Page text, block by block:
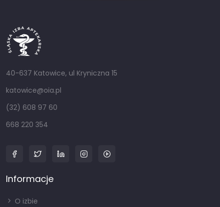
40-637 Katowice, ul Kryniczna 15
katowice@oia.pl
(32) 608 97 60
668 220 354
Informacje
O izbie